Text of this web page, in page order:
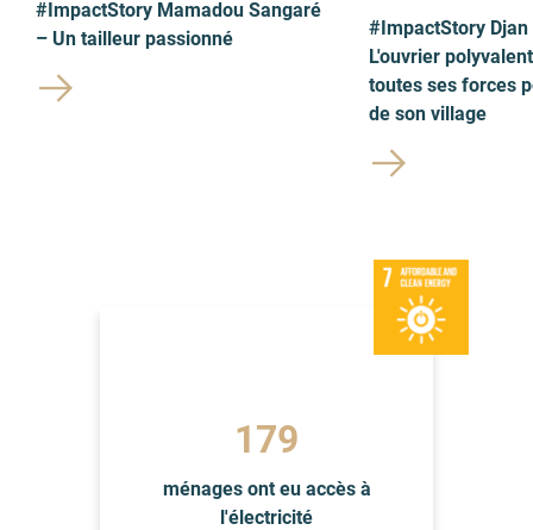
#ImpactStory Mamadou Sangaré
– Un tailleur passionné
#ImpactStory
L'ouvrier
toutes ses forces
de son village
179
ménages ont eu accès à
l'électricité